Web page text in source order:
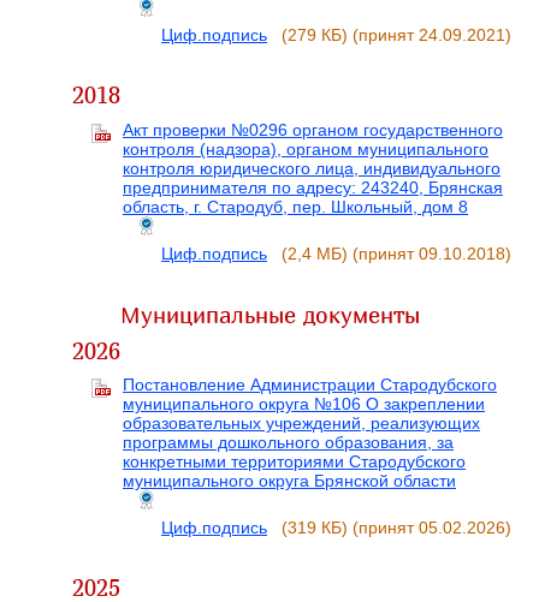
Циф.подпись (279 КБ) (принят 24.09.2021)
2018
Акт проверки №0296 органом государственного
контроля (надзора), органом муниципального
контроля юридического лица, индивидуального
предпринимателя по адресу: 243240, Брянская
область, г. Стародуб, пер. Школьный, дом 8
Циф.подпись (2,4 МБ) (принят 09.10.2018)
Муниципальные документы
2026
Постановление Администрации Стародубского
муниципального округа №106 О закреплении
образовательных учреждений, реализующих
программы дошкольного образования, за
конкретными территориями Стародубского
муниципального округа Брянской области
Циф.подпись (319 КБ) (принят 05.02.2026)
2025